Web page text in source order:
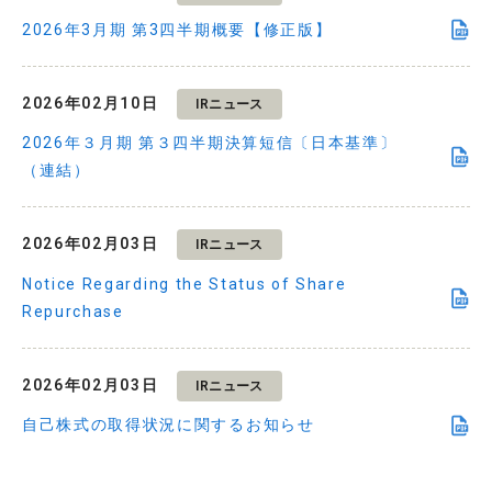
2026年3月期 第3四半期概要【修正版】
2026年02月10日 IRニュース
2026年３月期 第３四半期決算短信〔日本基準〕
（連結）
2026年02月03日 IRニュース
Notice Regarding the Status of Share
Repurchase
2026年02月03日 IRニュース
自己株式の取得状況に関するお知らせ